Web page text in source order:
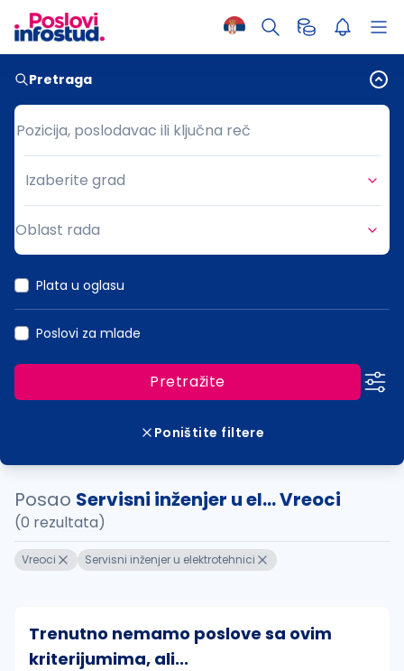
Pretraga
Pozicija, poslodavac ili ključna reč
Pozicija, poslodavac ili ključna reč
Grad
Izaberite grad
Oblast rada
Plata u oglasu
Poslovi za mlade
Pretražite
Poništite filtere
Posao Servisni inženjer u el... Vreoci
(0 rezultata)
Vreoci Servisni inženjer u elektrotehnici
Trenutno nemamo poslove sa ovim
kriterijumima, ali...